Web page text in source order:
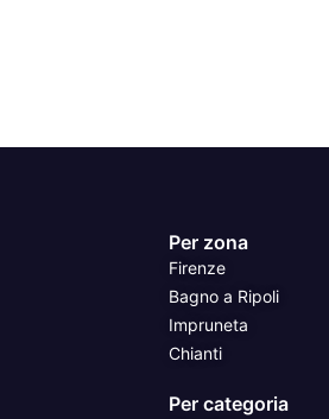
Per zona
Firenze
Bagno a Ripoli
Impruneta
Chianti
Per categoria